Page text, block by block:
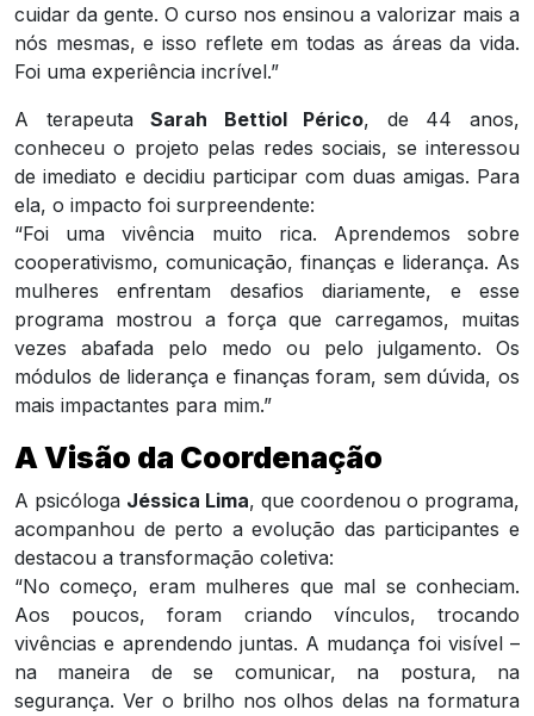
cuidar da gente. O curso nos ensinou a valorizar mais a
nós mesmas, e isso reflete em todas as áreas da vida.
Foi uma experiência incrível.”
A terapeutaSarah Bettiol Périco, de 44 anos,
conheceu o projeto pelas redes sociais, se interessou
de imediato e decidiu participar com duas amigas. Para
ela, o impacto foi surpreendente:
“Foi uma vivência muito rica. Aprendemos sobre
cooperativismo, comunicação, finanças e liderança. As
mulheres enfrentam desafios diariamente, e esse
programa mostrou a força que carregamos, muitas
vezes abafada pelo medo ou pelo julgamento. Os
módulos de liderança e finanças foram, sem dúvida, os
mais impactantes para mim.”
A Visão da Coordenação
A psicóloga Jéssica Lima, que coordenou o programa,
acompanhou de perto a evolução das participantes e
destacou a transformação coletiva:
“No começo, eram mulheres que mal se conheciam.
Aos poucos, foram criando vínculos, trocando
vivências e aprendendo juntas. A mudança foi visível –
na maneira de se comunicar, na postura, na
segurança. Ver o brilho nos olhos delas na formatura